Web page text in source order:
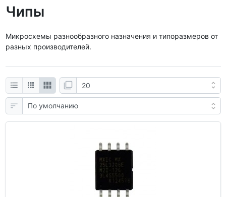
Чипы
Микросхемы разнообразного назначения и типоразмеров от
разных производителей.